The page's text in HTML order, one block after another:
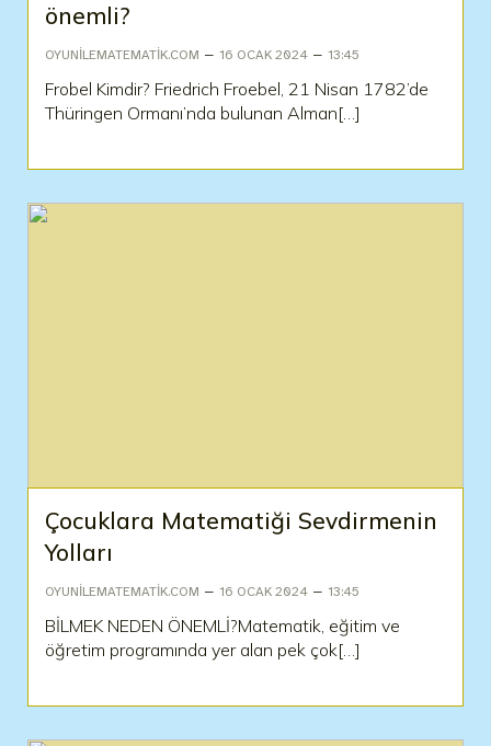
önemli?
OYUNILEMATEMATIK.COM – 16 OCAK 2024 – 13:45
Frobel Kimdir? Friedrich Froebel, 21 Nisan 1782’de
Thüringen Ormanı’nda bulunan Alman[…]
Çocuklara Matematiği Sevdirmenin
Yolları
OYUNILEMATEMATIK.COM – 16 OCAK 2024 – 13:45
BİLMEK NEDEN ÖNEMLİ?Matematik, eğitim ve
öğretim programında yer alan pek çok[…]